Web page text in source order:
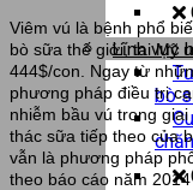
Lĩnh vực
bò
Viêm vú là bệnh phổ
bò sữa thế giới, tại Mỹ
444$/con. Ngay từ
phương pháp điều trị
nhiễm bầu vú trong
thác sữa tiếp theo của
vẫn là phương pháp
theo báo cáo năm